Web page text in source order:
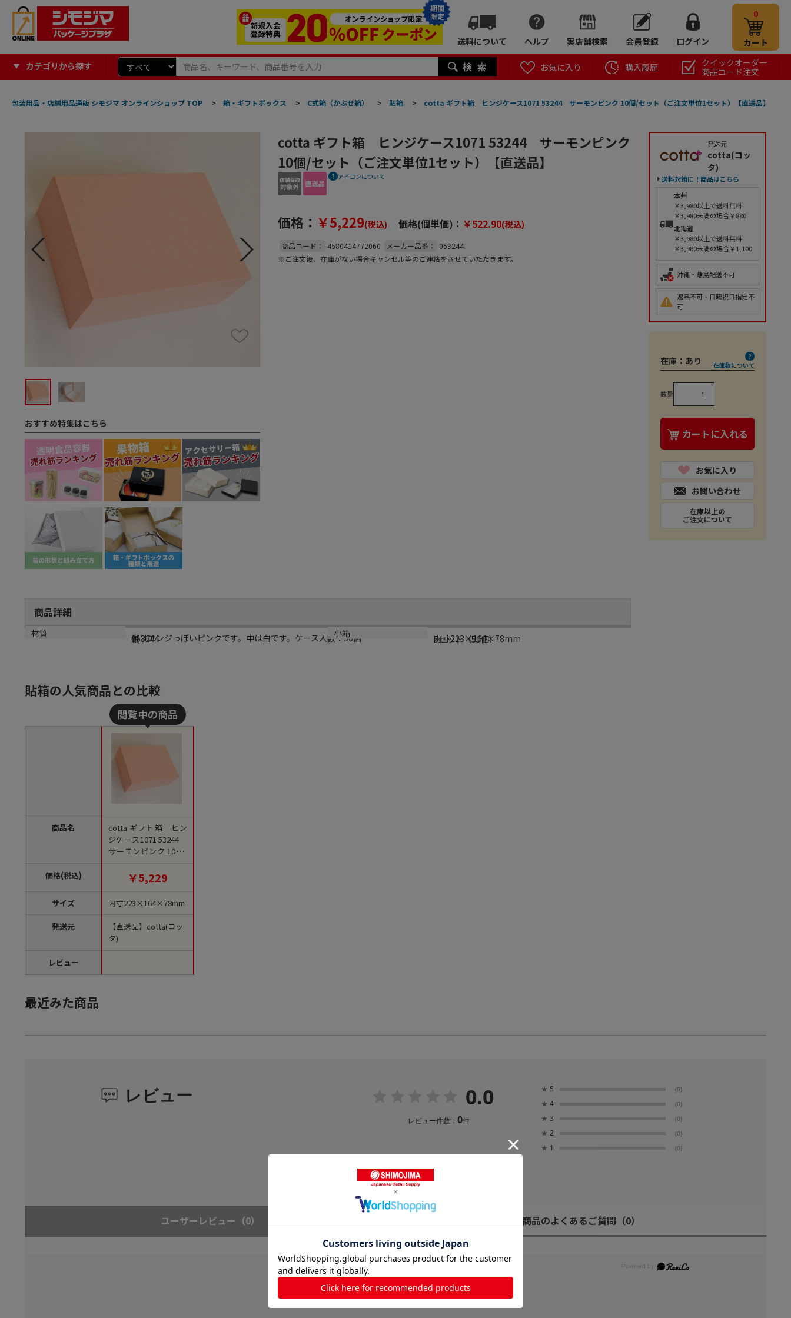
期間
限定
送料について ヘルプ 実店舗検索 会員登録 ログイン
0
カート
カテゴリから探す お気に入り 購入履歴
クイックオーダー
商品コード注文
包装用品・店舗用品通販 シモジマ オンラインショップ TOP > 箱・ギフトボックス > C式箱（かぶせ箱） > 貼箱 > cotta ギフト箱 ヒンジケース1071 53244 サーモンピンク 10個/セット（ご注文単位1セット）【直送品】
おすすめ特集はこちら
cotta ギフト箱 ヒンジケース1071 53244 サーモンピンク
10個/セット（ご注文単位1セット）【直送品】
アイコンについて
価格： ￥5,229(税込) 価格(個単価)： ￥522.90(税込)
商品コード： 4580414772060 メーカー品番：
053244
※ご注文後、在庫がない場合キャンセル等のご連絡をさせていただきます。
商品詳細
商品説明
表はエンジっぽいピンクです。中は白です。ケース入数：50個
メーカー品番
053244
サイズ
内寸223×164×78mm
材質
紙
小箱
5セット（50個）
発送元
cotta(コッ
タ)
送料対策に！商品はこちら
本州
￥3,980以上で送料無料
￥3,980未満の場合￥880
北海道
￥3,980以上で送料無料
￥3,980未満の場合￥1,100
沖縄・離島配送不可
返品不可・日曜祝日指定不
可
在庫： あり 在庫数について
数量
カートに入れる
お気に入り
お問い合わせ
在庫以上の
ご注文について
貼箱の人気商品との比較
商品名
価格(税込)
サイズ
発送元
レビュー
cotta ギフト箱 ヒン
ジケース1071 53244
サーモンピンク 10個/
セット（ご注文単位1
セット）【直送品】
￥5,229
内寸223×164×78mm
【直送品】cotta(コッ
タ)
最近みた商品
レビュー 0.0
レビュー件数： 0件
★ 5 (0)
★ 4 (0)
★ 3 (0)
★ 2 (0)
★ 1 (0)
ユーザーレビュー （0） 商品のよくあるご質問 （0）
レビューはありません。